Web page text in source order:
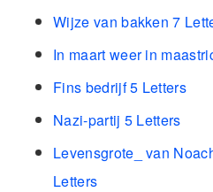
Wijze van bakken 7
In maart weer in
Fins bedrijf 5 Letters
Nazi-partij 5 Letters
Levensgrote_ van
Letters